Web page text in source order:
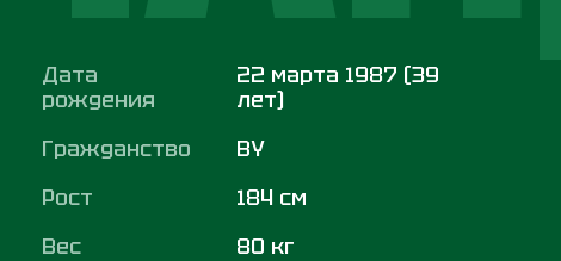
Дата
рождения
22 марта 1987 (39
лет)
Гражданство
BY
Рост
184 см
Вес
80 кг